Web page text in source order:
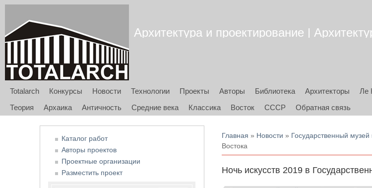
Архитектура и проектирование |
Totalarch Конкурсы Новости Технологии Проекты Авторы Библиотека Архитекторы Ле
Теория
Архаика Античность Средние века Классика Восток СССР Обратная связь
Вы здесь
Главная » Новости » Государственный музей
Востока
Ночь искусств 2019 в
Каталог работ
Авторы проектов
Проектные организации
Разместить проект